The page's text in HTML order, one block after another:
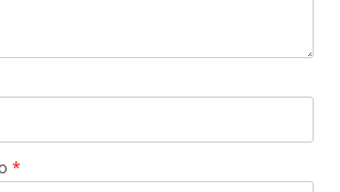
*